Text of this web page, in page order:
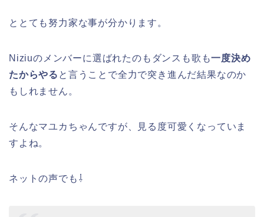
ととても努力家な事が分かります。
Niziuのメンバーに選ばれたのもダンスも歌も一度決め
たからやる と言うことで全力で突き進んだ結果なのか
もしれません。
そんなマユカちゃんですが、見る度可愛くなっていま
すよね。
ネットの声でも⇩